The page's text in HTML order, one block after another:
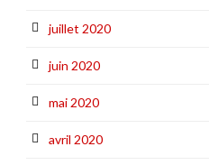
juillet 2020
juin 2020
mai 2020
avril 2020